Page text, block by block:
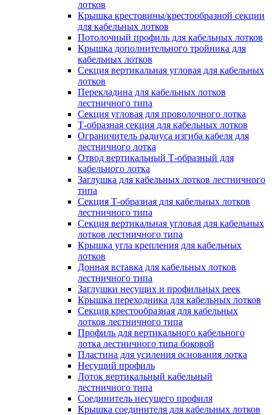
лотков
Крышка крестовины/крестообразной секции
для кабельных лотков
Потолочный профиль для кабельных лотков
Крышка дополнительного тройника для
кабельных лотков
Секция вертикальная угловая для кабельных
лотков
Перекладина для кабельных лотков
лестничного типа
Секция угловая для проволочного лотка
Т-образная секция для кабельных лотков
Ограничитель радиуса изгиба кабеля для
лестничного лотка
Отвод вертикальный Т-образный для
кабельного лотка
Заглушка для кабельных лотков лестничного
типа
Секция Т-образная для кабельных лотков
лестничного типа
Секция вертикальная угловая для кабельных
лотков лестничного типа
Крышка угла крепления для кабельных
лотков
Донная вставка для кабельных лотков
лестничного типа
Заглушки несущих и профильных реек
Крышка переходника для кабельных лотков
Секция крестообразная для кабельных
лотков лестничного типа
Профиль для вертикального кабельного
лотка лестничного типа боковой
Пластина для усиления основания лотка
Несущий профиль
Лоток вертикальный кабельный
лестничного типа
Соединитель несущего профиля
Крышка соединителя для кабельных лотков